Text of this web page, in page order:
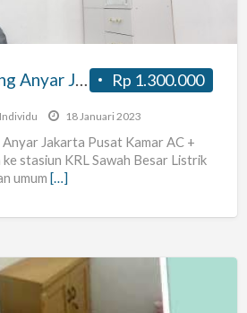
Rp 1.300.000
Kost Putri Karang Anyar Jakarta Pusat
Individu 18 Januari 2023
Jakarta Pusat Kamar AC +
stasiun KRL Sawah Besar Listrik
umum […]